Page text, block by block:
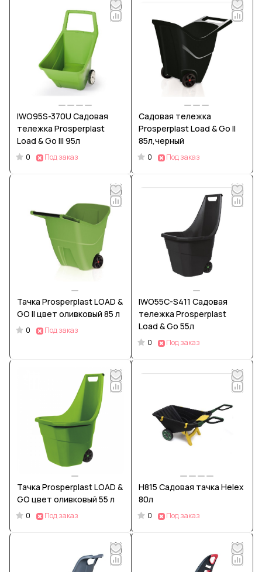
IWO95S-370U Садовая
тележка Prosperplast
Load & Go III 95л
0 Под заказ
Садовая тележка
Prosperplast Load & Go II
85л,черный
0 Под заказ
Тачка Prosperplast LOAD &
GO II цвет оливковый 85 л
0 Под заказ
IWO55C-S411 Садовая
тележка Prosperplast
Load & Go 55л
0 Под заказ
Тачка Prosperplast LOAD &
GO цвет оливковый 55 л
0 Под заказ
H815 Садовая тачка Helex
80л
0 Под заказ